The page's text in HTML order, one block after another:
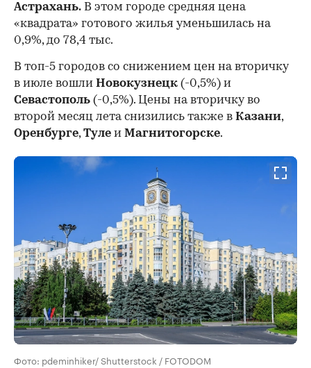
Астрахань. В этом городе средняя цена
«квадрата» готового жилья уменьшилась на
0,9%, до 78,4 тыс.
В топ-5 городов со снижением цен на вторичку
в июле вошли Новокузнецк (-0,5%) и
Севастополь (-0,5%). Цены на вторичку во
второй месяц лета снизились также в Казани,
Оренбурге,Туле и Магнитогорске.
Фото: pdeminhiker/ Shutterstock / FOTODOM